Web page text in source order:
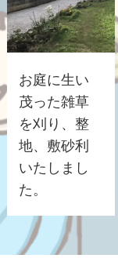
お庭に生い
茂った雑草
を刈り、整
地、敷砂利
いたしまし
た。